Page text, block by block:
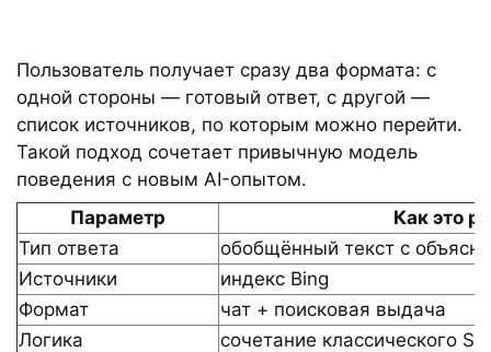
Пользователь получает сразу два формата: с
одной стороны — готовый ответ, с другой —
список источников, по которым можно перейти.
Такой подход сочетает привычную модель
поведения с новым AI-опытом.
Параметр
Как это
Тип ответа
обобщённый текст с
Источники
индекс Bing
Формат
чат + поисковая выдача
Логика
сочетание классического